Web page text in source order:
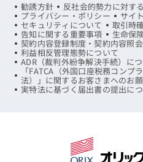
勧誘方針 反社会的勢力に対す
プライバシー・ポリシー サイ
セキュリティについて 取引時
告知に関する重要事項 生命保
契約内容登録制度・契約内容照
利益相反管理態勢について
ADR（裁判外紛争解決手続）に
「FATCA（外国口座税務コンプ
法）」に関するお客さまへのお
実特法に基づく届出書の提出に